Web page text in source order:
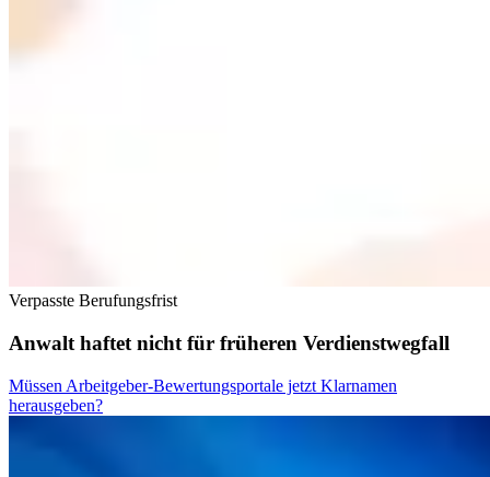
Verpasste Berufungsfrist
Anwalt haftet nicht für früheren Verdienstwegfall
Müssen Arbeitgeber-Bewertungsportale jetzt Klarnamen
herausgeben?